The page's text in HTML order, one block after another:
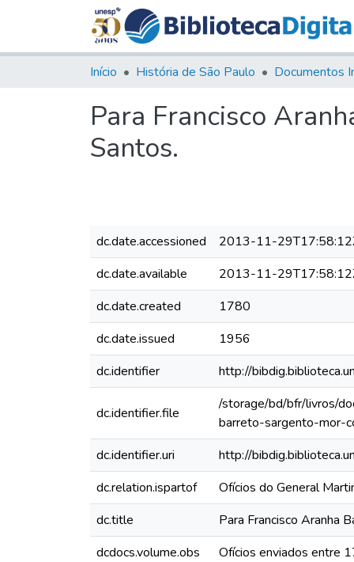
Início História de São Paulo Documentos
Para Francisco
Santos.
dc.date.accessioned
2013-11-
dc.date.available
2013-11-
dc.date.created
1780
dc.date.issued
1956
dc.identifier
http://
dc.identifier.file
/storage/bd/bfr/livros/
barreto-sargento-mor-
dc.identifier.uri
http://
dc.relation.ispartof
Ofícios do General
dc.title
Para Francisco Aranha
dcdocs.volume.obs
Ofícios enviados entre